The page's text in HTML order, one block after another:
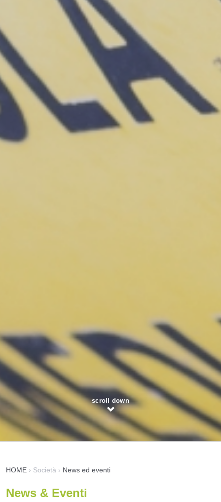
scroll down
HOME › Società › News ed eventi
News & Eventi